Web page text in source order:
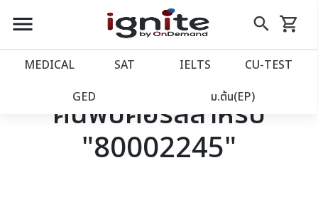
close
account_balance หน้าแรก
เว็บไซต์อิกไนท์
โปรโมชั่น
menu search
Skip
to
shopping_cart
รถเข็น
MEDICAL SAT IELTS CU‑TEST
GED ม.ต้น(EP)
ค้นพบคอร์สสำหรับ
"80002245"